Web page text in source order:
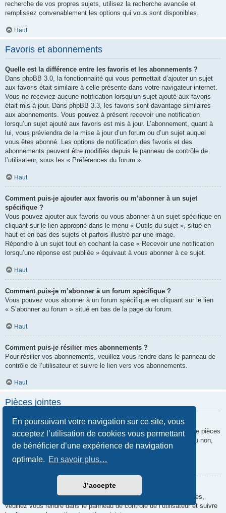
En poursuivant votre navigation sur ce site, vous
acceptez l’utilisation de cookies vous permettant
de bénéficier d’une expérience de navigation
optimale. En savoir plus…
J’accepte
recherche de vos propres sujets, utilisez la recherche avancée et
remplissez convenablement les options qui vous sont disponibles.
Haut
Favoris et abonnements
Quelle est la différence entre les favoris et les abonnements ?
Dans phpBB 3.0, la fonctionnalité qui vous permettait d’ajouter un sujet
aux favoris était similaire à celle présente dans votre navigateur internet.
Vous ne receviez aucune notification lorsqu’un sujet ajouté aux favoris
était mis à jour. Dans phpBB 3.3, les favoris sont davantage similaires
aux abonnements. Vous pouvez à présent recevoir une notification
lorsqu’un sujet ajouté aux favoris est mis à jour. L’abonnement, quant à
lui, vous préviendra de la mise à jour d’un forum ou d’un sujet auquel
vous êtes abonné. Les options de notification des favoris et des
abonnements peuvent être modifiés depuis le panneau de contrôle de
l’utilisateur, sous les « Préférences du forum ».
Haut
Comment puis-je ajouter aux favoris ou m’abonner à un sujet
spécifique ?
Vous pouvez ajouter aux favoris ou vous abonner à un sujet spécifique en
cliquant sur le lien approprié dans le menu « Outils du sujet », situé en
haut et en bas des sujets et parfois illustré par une image.
Répondre à un sujet tout en cochant la case « Recevoir une notification
lorsqu’une réponse est publiée » équivaut à vous abonner à ce sujet.
Haut
Comment puis-je m’abonner à un forum spécifique ?
Vous pouvez vous abonner à un forum spécifique en cliquant sur le lien
« S’abonner au forum » situé en bas de la page du forum.
Haut
Comment puis-je résilier mes abonnements ?
Pour résilier vos abonnements, veuillez vous rendre dans le panneau de
contrôle de l’utilisateur et suivre le lien vers vos abonnements.
Haut
Pièces jointes
Quelles pièces jointes sont autorisées sur ce forum ?
Chaque administrateur peut autoriser ou interdire certains types de pièces
jointes. Si vous n’êtes pas certain de savoir ce qui est autorisé ou non,
nous vous invitons à contacter un administrateur du forum.
Comment puis-je retrouver toutes mes pièces jointes ?
Pour retrouver la liste des pièces jointes que vous avez transférées,
veuillez vous rendre dans le panneau de contrôle de l’utilisateur et suivre